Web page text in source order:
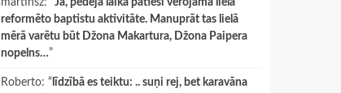
martinsz: “Jā, pēdējā laikā patiesi vērojama liela
reformēto baptistu aktivitāte. Manuprāt tas lielā
mērā varētu būt Džona Makartura, Džona Paipera
nopelns…”
Roberto: “ līdzībā es teiktu: .. suņi rej, bet karavāna